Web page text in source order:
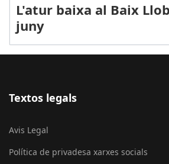
L'atur baixa al Baix
juny
Textos legals
Avis Legal
Política de privadesa xarxes socials